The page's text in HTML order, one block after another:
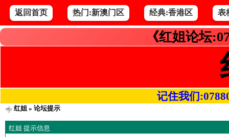
返回首页 热门:新澳门区 经典:香港区 表
《红姐论坛
记住我们
红姐» 论坛提示
红姐 提示信息